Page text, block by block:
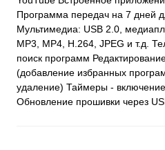
Программа передач на 7 дней
Мультимедиа: USB 2.0,
MP3, MP4, H.264, JPEG и т.д.
поиск программ
(добавление избранных
удаление) Таймеры -
Обновление прошивки через